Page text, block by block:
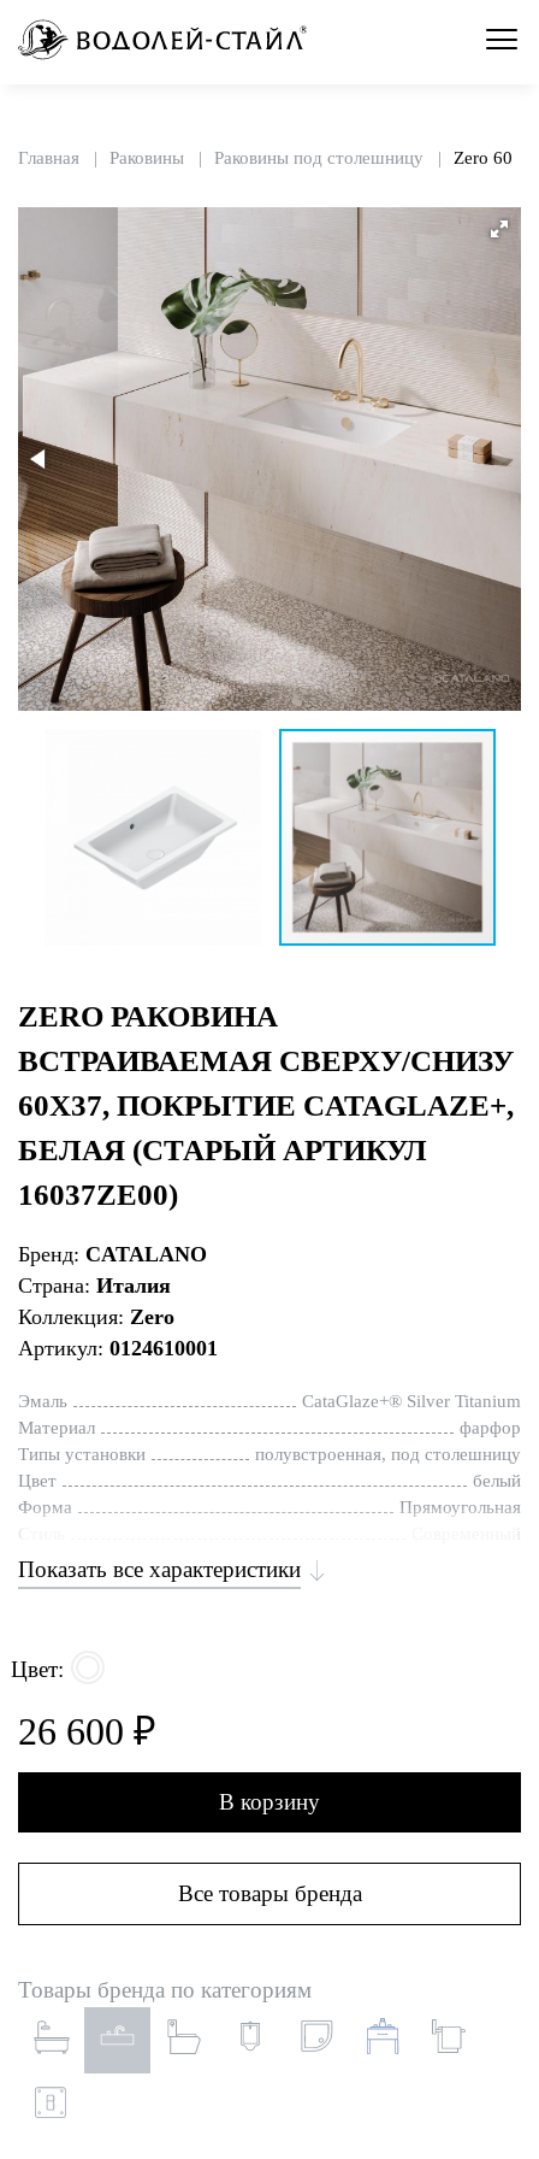
Главная Раковины Раковины под столешницу Zero 60
ZERO РАКОВИНА
ВСТРАИВАЕМАЯ СВЕРХУ/СНИЗУ
60Х37, ПОКРЫТИЕ CATAGLAZE+,
БЕЛАЯ (СТАРЫЙ АРТИКУЛ
16037ZE00)
Бренд: CATALANO
Страна: Италия
Коллекция: Zero
Артикул: 0124610001
Эмаль
CataGlaze+® Silver Titanium
Материал
фарфор
Типы установки
полувстроенная, под столешницу
Цвет
белый
Форма
Прямоугольная
Стиль
Современный
Показать все характеристики
Цвет:
26 600 ₽
В корзину
Все товары бренда
Товары бренда по категориям